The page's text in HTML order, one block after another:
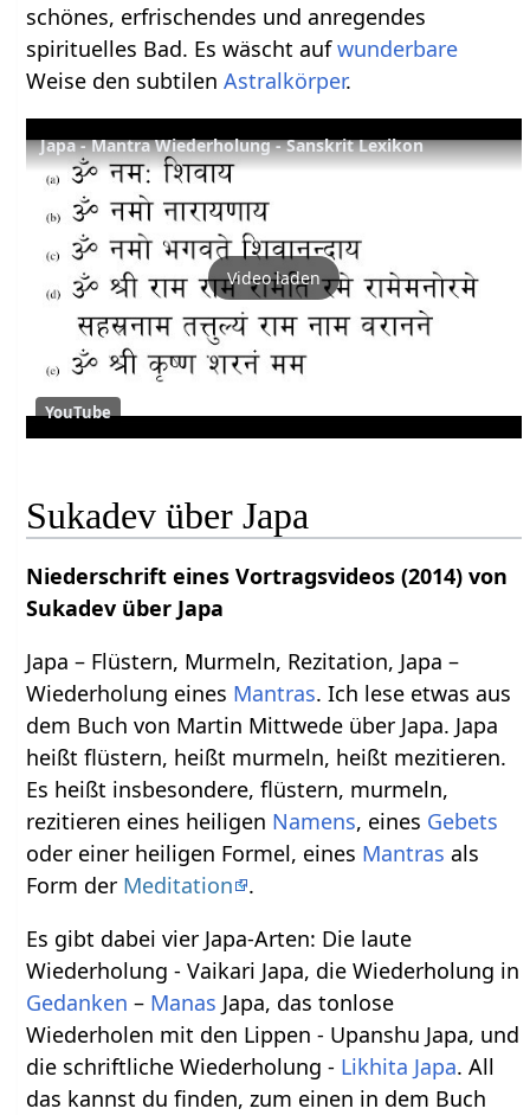
schönes, erfrischendes und anregendes
spirituelles Bad. Es wäscht aufwunderbare
Weise den subtilenAstralkörper.
Japa - Mantra Wiederholung - Sanskrit Lexikon
Video laden
YouTube
Sukadev über Japa
Niederschrift eines Vortragsvideos (2014) von
Sukadev über Japa
Japa – Flüstern, Murmeln, Rezitation, Japa –
Wiederholung eines Mantras. Ich lese etwas aus
dem Buch von Martin Mittwede über Japa. Japa
heißt flüstern, heißt murmeln, heißt mezitieren.
Es heißt insbesondere, flüstern, murmeln,
rezitieren eines heiligen Namens, eines Gebets
oder einer heiligen Formel, eines Mantras als
Form der Meditation
.
Es gibt dabei vier Japa-Arten: Die laute
Wiederholung - Vaikari Japa, die Wiederholung in
Gedanken – Manas Japa, das tonlose
Wiederholen mit den Lippen - Upanshu Japa, und
die schriftliche Wiederholung - Likhita Japa. All
das kannst du finden, zum einen in dem Buch